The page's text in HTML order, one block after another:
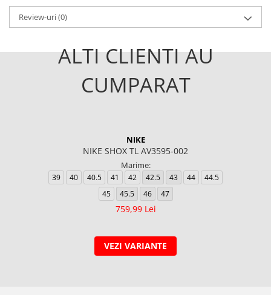
Review-uri(0)
ALTI CLIENTI AU
CUMPARAT
NIKE
NIKE SHOX TL AV3595-002
Marime:
39 40 40.5 41 42 42.5 43 44
44.5
45
45.5 46 47
759,99 Lei
VEZI VARIANTE